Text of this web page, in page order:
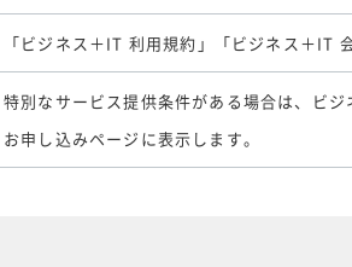
「ビジネス＋IT 利用規約」「ビジネス＋IT
特別なサービス提供条件がある場合は、ビ
お申し込みページに表示します。